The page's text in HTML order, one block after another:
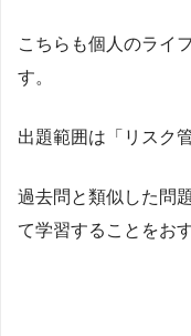
こちらも個人のライ
す。
出題範囲は「リスク
過去問と類似した問
て学習することをお